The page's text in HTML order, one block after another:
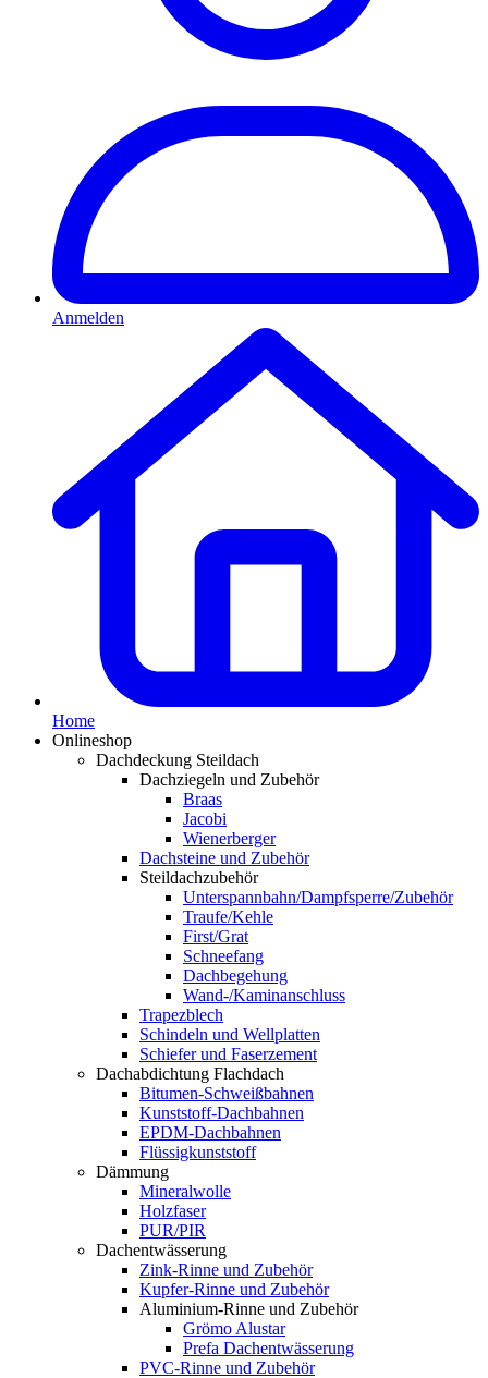
Anmelden
Home
Onlineshop
Dachdeckung Steildach
Dachziegeln und Zubehör
Braas
Jacobi
Wienerberger
Dachsteine und Zubehör
Steildachzubehör
Unterspannbahn/Dampfsperre/Zubehör
Traufe/Kehle
First/Grat
Schneefang
Dachbegehung
Wand-/Kaminanschluss
Trapezblech
Schindeln und Wellplatten
Schiefer und Faserzement
Dachabdichtung Flachdach
Bitumen-Schweißbahnen
Kunststoff-Dachbahnen
EPDM-Dachbahnen
Flüssigkunststoff
Dämmung
Mineralwolle
Holzfaser
PUR/PIR
Dachentwässerung
Zink-Rinne und Zubehör
Kupfer-Rinne und Zubehör
Aluminium-Rinne und Zubehör
Grömo Alustar
Prefa Dachentwässerung
PVC-Rinne und Zubehör